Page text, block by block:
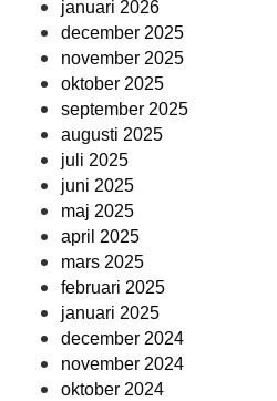
januari 2026
december 2025
november 2025
oktober 2025
september 2025
augusti 2025
juli 2025
juni 2025
maj 2025
april 2025
mars 2025
februari 2025
januari 2025
december 2024
november 2024
oktober 2024